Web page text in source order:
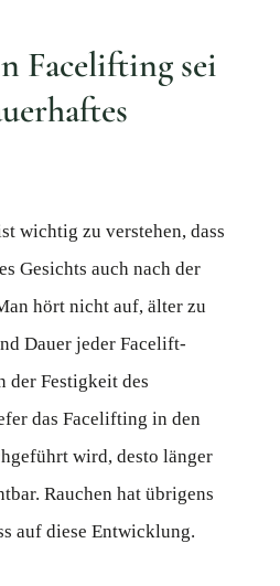
Facelifting sei
wichtig zu verstehen, dass
Gesichts auch nach der
hört nicht auf, älter zu
Dauer jeder Facelift-
der Festigkeit des
das Facelifting in den
wird, desto länger
Rauchen hat übrigens
auf diese Entwicklung.